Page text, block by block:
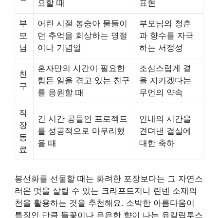
요할 때 표현
부
모
님
어린 시절 봉숭아 물들이
던 추억을 회상하는 명절
이나 기념일
부모님의 청춘
과 향수를 자극
하는 서정성
친
구
혼자만의 시간이 필요한
힘든 일을 겪고 있는 친구
를 응원할 때
조심스럽게 곁
을 지키겠다는
무언의 약속
직
장
동
료
긴 시간 공들인 프로젝트
를 성공적으로 마무리했
을 때
인내의 시간을
견뎌낸 결실에
대한 축하
봉선화를 선물할 때는 화려한 포장보다는 그 자연스
러운 멋을 살릴 수 있는 크라프트지나 린넨 소재의
천을 활용하는 것을 추천해요. 소박한 아름다움이
특징인 만큼 들꽃이나 은은한 향이 나는 유칼립투스